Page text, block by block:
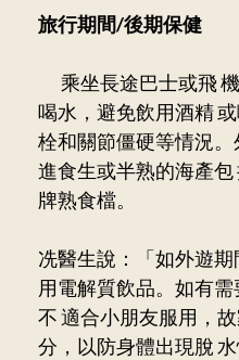
旅行期間/後期保健
乘坐長途巴士或飛
喝水，避免飲用酒精
栓和關節僵硬等情況
進食生或半熟的海產
牌熟食檔。
冼醫生說：「如外遊
用電解質飲品。如有
不 適合小朋友服用，
分，以防身體出現脫